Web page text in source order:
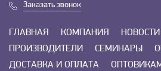
Заказать звонок
ГЛАВНАЯ КОМПАНИЯ
ПРОИЗВОДИТЕЛИ
СЕМИНАРЫ
ДОСТАВКА И ОПЛАТА